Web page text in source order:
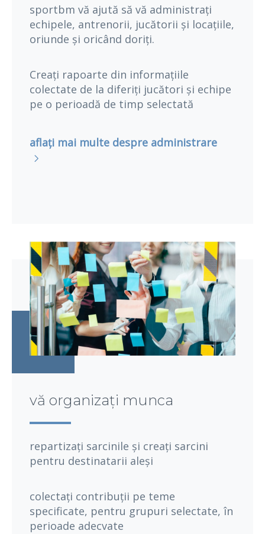
sportbm vă ajută să vă administrați
echipele, antrenorii, jucătorii și locațiile,
oriunde și oricând doriți.
Creați rapoarte din informațiile
colectate de la diferiți jucători și echipe
pe o perioadă de timp selectată
aflați mai multe despre administrare
vă organizați munca
repartizați sarcinile și creați sarcini
pentru destinatarii aleși
colectați contribuții pe teme
specificate, pentru grupuri selectate, în
perioade adecvate